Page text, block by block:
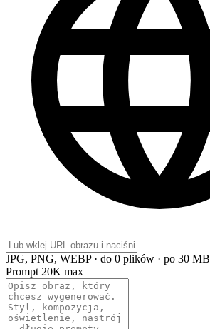
JPG, PNG, WEBP · do 0 plików · po 30 MB
Prompt 20K max